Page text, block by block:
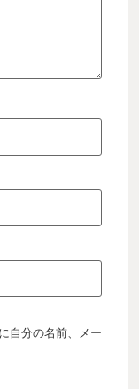
自分の名前、メー